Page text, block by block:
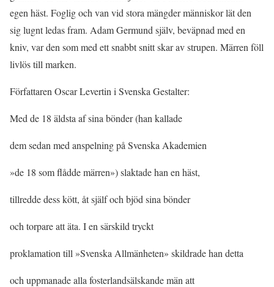
egen häst. Foglig och van vid stora mängder människor lät den
sig lugnt ledas fram. Adam Germund själv, beväpnad med en
kniv, var den som med ett snabbt snitt skar av strupen. Märren föll
livlös till marken.
Författaren Oscar Levertin i Svenska Gestalter:
Med de 18 äldsta af sina bönder (han kallade
dem sedan med anspelning på Svenska Akademien
»de 18 som flådde märren») slaktade han en häst,
tillredde dess kött, åt själf och bjöd sina bönder
och torpare att äta. I en särskild tryckt
proklamation till »Svenska Allmänheten» skildrade han detta
och uppmanade alla fosterlandsälskande män att